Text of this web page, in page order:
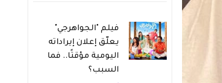
فيلم "الجواهرجي"
يعلّق إعلان إيراداته
اليومية مؤقتًا.. فما
السبب؟